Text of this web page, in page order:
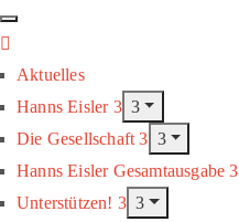
Aktuelles
Hanns Eisler
Die Gesellschaft
Hanns Eisler Gesamtausgabe
Unterstützen!